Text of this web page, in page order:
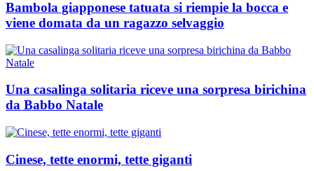
Bambola giapponese tatuata si riempie la bocca e
viene domata da un ragazzo selvaggio
Una casalinga solitaria riceve una sorpresa birichina
da Babbo Natale
Cinese, tette enormi, tette giganti